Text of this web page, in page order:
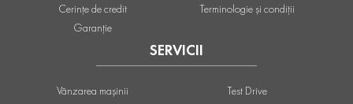
SERVICII
Vânzarea mașinii
Test Drive
Cerințe de credit
Garanție
Terminologie și condiții